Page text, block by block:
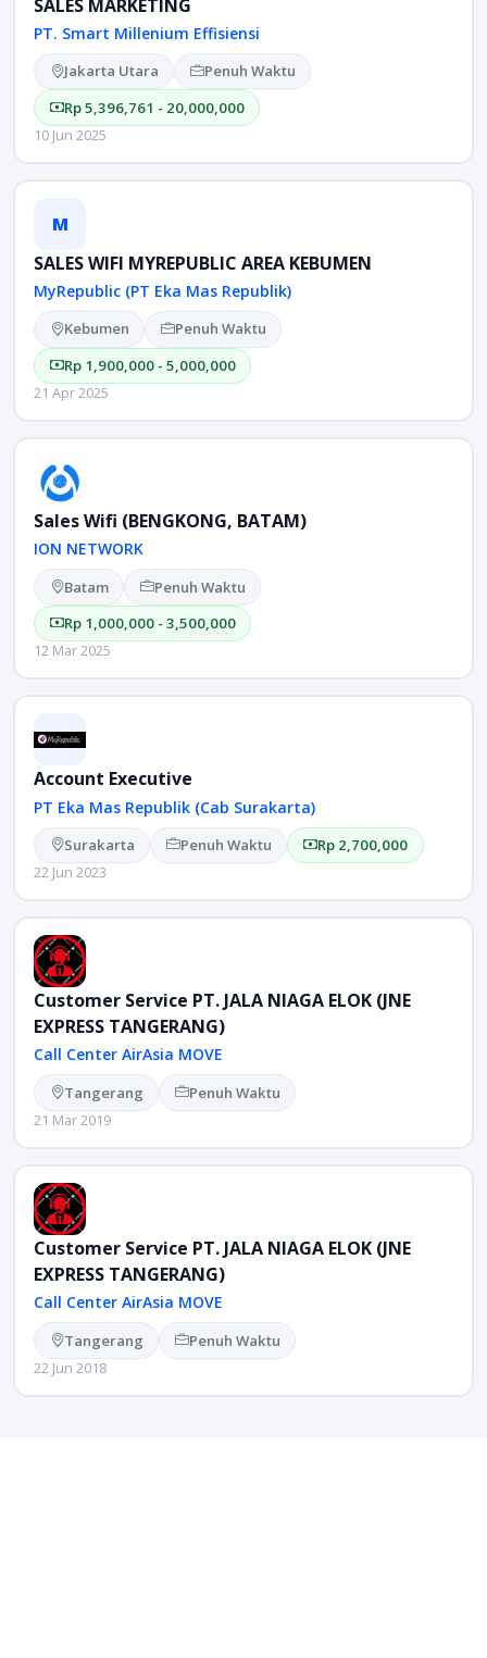
SALES MARKETING
PT. Smart Millenium Effisiensi
Jakarta Utara
Penuh Waktu
Rp 5,396,761 - 20,000,000
10 Jun 2025
M
SALES WIFI MYREPUBLIC AREA KEBUMEN
MyRepublic (PT Eka Mas Republik)
Kebumen
Penuh Waktu
Rp 1,900,000 - 5,000,000
21 Apr 2025
Sales Wifi (BENGKONG, BATAM)
ION NETWORK
Batam
Penuh Waktu
Rp 1,000,000 - 3,500,000
12 Mar 2025
Account Executive
PT Eka Mas Republik (Cab Surakarta)
Surakarta Penuh Waktu Rp 2,700,000
22 Jun 2023
Customer Service PT. JALA NIAGA ELOK (JNE
EXPRESS TANGERANG)
Call Center AirAsia MOVE
Tangerang Penuh Waktu
21 Mar 2019
Customer Service PT. JALA NIAGA ELOK (JNE
EXPRESS TANGERANG)
Call Center AirAsia MOVE
Tangerang Penuh Waktu
22 Jun 2018